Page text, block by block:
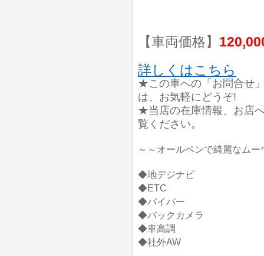
【車両価格】
詳しくはこちら
★この車への「お問合せ
は、お気軽にどうぞ!
★当店の在庫情報、お店
覧ください。
～～オールペンで綺麗なム
◆地デジナビ
◆ETC
◆バイパー
◆バックカメラ
◆車高調
◆社外AW